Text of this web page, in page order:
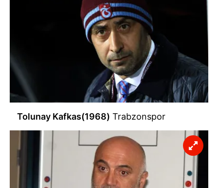
Tolunay Kafkas(1968) Trabzonspor